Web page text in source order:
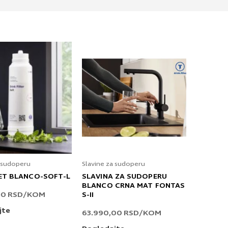
BLANCO-SOFT-L
RSD/KOM
Slavine za sudoperu
SLAVINA ZA SUDOPERU
BLANCO CRNA MAT FONTAS
S-II
63.990,00 RSD/KOM